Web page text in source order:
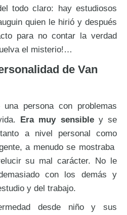
todo claro: hay estudiosos
quien le hirió y después
para no contar la verdad
el misterio!…
de Van
persona con problemas
Era muy sensibley se
a nivel personal como
a menudo se mostraba
su mal carácter. No le
con los demás y
y del trabajo.
desde niño y sus